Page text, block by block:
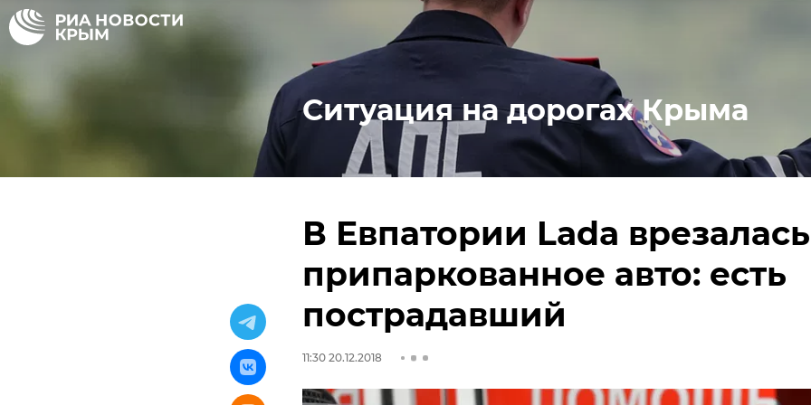
Ситуация на дорогах Крыма
В Евпатории Lada
припаркованное авто: есть
пострадавший
11:30 20.12.2018